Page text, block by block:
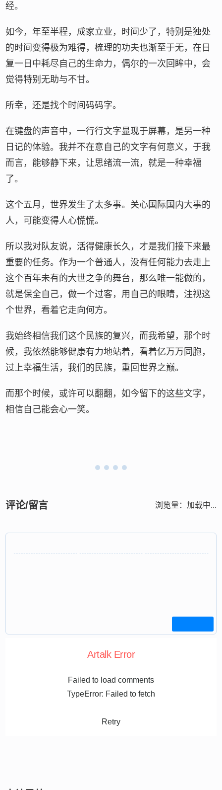
经。
如今，年至半程，成家立业，时间少了，特别是独处
的时间变得极为难得，梳理的功夫也渐至于无，在日
复一日中耗尽自己的生命力，偶尔的一次回眸中，会
觉得特别无助与不甘。
所幸，还是找个时间码码字。
在键盘的声音中，一行行文字显现于屏幕，是另一种
日记的体验。我并不在意自己的文字有何意义，于我
而言，能够静下来，让思绪流一流，就是一种幸福
了。
这个五月，世界发生了太多事。关心国际国内大事的
人，可能变得人心慌慌。
所以我对队友说，活得健康长久，才是我们接下来最
重要的任务。作为一个普通人，没有任何能力去走上
这个百年未有的大世之争的舞台，那么唯一能做的，
就是保全自己，做一个过客，用自己的眼睛，注视这
个世界，看着它走向何方。
我始终相信我们这个民族的复兴，而我希望，那个时
候，我依然能够健康有力地站着，看着亿万万同胞，
过上幸福生活，我们的民族，重回世界之巅。
而那个时候，或许可以翻翻，如今留下的这些文字，
相信自己能会心一笑。
评论/留言 浏览量： 加载中...
Artalk Error
Failed to load comments
TypeError: Failed to fetch
Retry